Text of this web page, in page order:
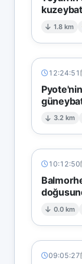
1.8 km
12:24:51
3.2 km
10:12:50
0.0 km
09:05:27